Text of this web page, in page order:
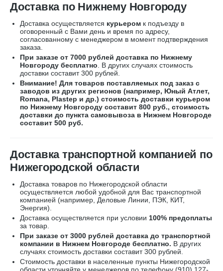
Доставка по Нижнему Новгороду
Доставка осуществляется курьером к подъезду в
оговоренный с Вами день и время по адресу,
согласованному с менеджером в момент подтверждения
заказа.
При заказе от 7000 рублей доставка по Нижнему
Новгороду бесплатно. В других случаях стоимость
доставки составит 300 рублей.
Внимание! Для товаров поставляемых под заказ с
заводов из других регионов (например, Юный Атлет,
Romana, Plastep и др.) стоимость доставки курьером
по Нижнему Новгороду составит 800 руб., стоимость
доставки до пункта самовывоза в Нижнем Новгороде
составит 500 руб.
Доставка транспортной компанией по
Нижегородской области
Доставка товаров по Нижегородской области
осуществляется любой удобной для Вас транспортной
компанией (например, Деловые Линии, ПЭК, КИТ,
Энергия).
Доставка осуществляется при условии 100% предоплаты
за товар.
При заказе от 3000 рублей доставка до транспортной
компании в Нижнем Новгороде бесплатно. В других
случаях стоимость доставки составит 300 рублей.
Стоимость доставки в населенные пункты Нижегородской